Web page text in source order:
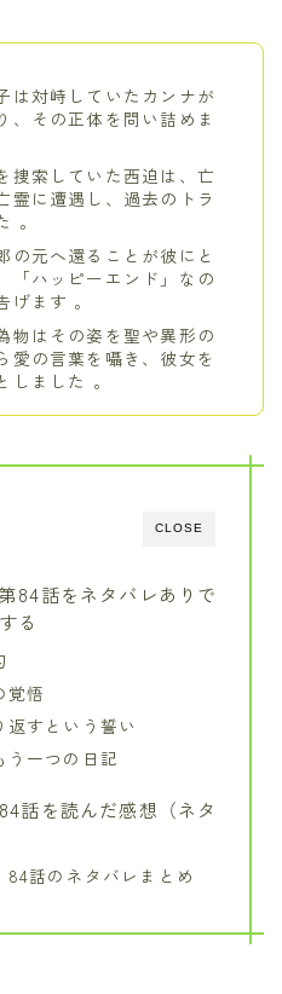
は対峙していたカンナが
、その正体を問い詰めま
捜索していた西迫は、亡
霊に遭遇し、過去のトラ
。
の元へ還ることが彼にと
「ハッピーエンド」なの
げます 。
物はその姿を聖や異形の
愛の言葉を囁き、彼女を
ました 。
CLOSE
84話をネタバレありで
る
覚悟
すという誓い
う一つの日記
話を読んだ感想（ネタ
84話のネタバレまとめ